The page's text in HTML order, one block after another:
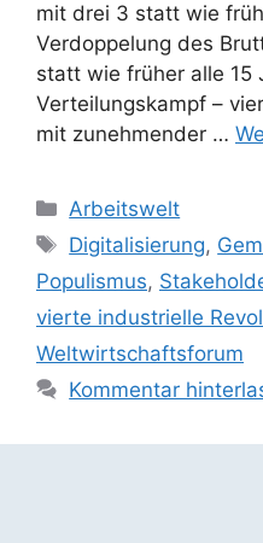
mit drei 3 statt wie
Verdoppelung des
statt wie früher alle 15
Verteilungskampf –
mit zunehmender …
Kategorien
Arbeitswelt
Schlagwörter
Digitalisierung,
Populismus,
vierte industrielle
Weltwirtschaftsforum
Kommentar